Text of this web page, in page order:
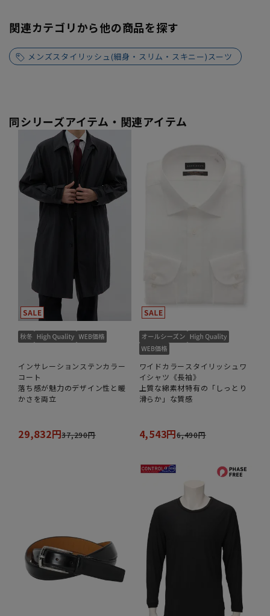
関連カテゴリから他の商品を探す
メンズスタイリッシュ(細身・スリム・スキニー)スーツ
同シリーズアイテム・関連アイテム
インサレーションステンカラー
コート
落ち感が魅力のデザイン性と暖
かさを両立
29,832円37,290円
ワイドカラースタイリッシュワ
イシャツ《長袖》
上質な綿素材特有の「しっとり
滑らか」な質感
4,543円6,490円